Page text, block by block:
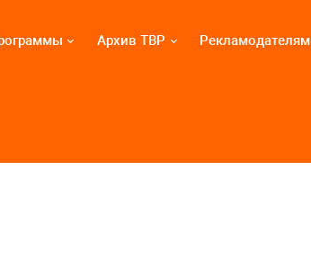
Архив ТВР Рекламодателям